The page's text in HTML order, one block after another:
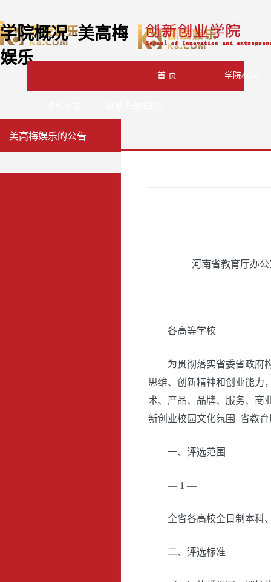
学院概况 -美高梅
娱乐
首 页 学院概况
美高梅娱乐的公告
河南省教育厅办
各高等学校
为贯彻落实省委省政府
思维、创新精神和创业能力
术、产品、品牌、服务、商
新创业校园文化氛围 省教
一、评选范围
— 1 —
全省各高校全日制本科
二、评选标准